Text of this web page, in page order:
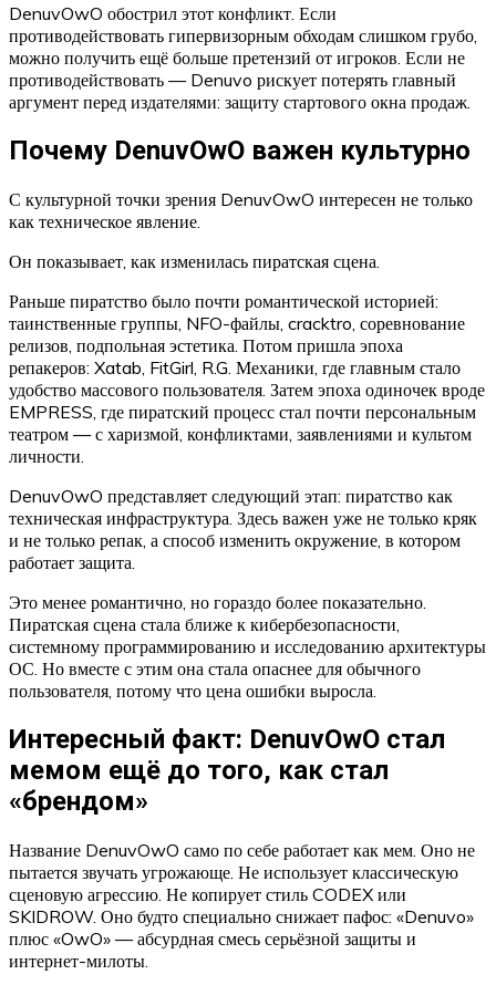
DenuvOwO обострил этот конфликт. Если
противодействовать гипервизорным обходам слишком грубо,
можно получить ещё больше претензий от игроков. Если не
противодействовать — Denuvo рискует потерять главный
аргумент перед издателями: защиту стартового окна продаж.
Почему DenuvOwO важен культурно
С культурной точки зрения DenuvOwO интересен не только
как техническое явление.
Он показывает, как изменилась пиратская сцена.
Раньше пиратство было почти романтической историей:
таинственные группы, NFO-файлы, cracktro, соревнование
релизов, подпольная эстетика. Потом пришла эпоха
репакеров: Xatab, FitGirl, R.G. Механики, где главным стало
удобство массового пользователя. Затем эпоха одиночек вроде
EMPRESS, где пиратский процесс стал почти персональным
театром — с харизмой, конфликтами, заявлениями и культом
личности.
DenuvOwO представляет следующий этап: пиратство как
техническая инфраструктура. Здесь важен уже не только кряк
и не только репак, а способ изменить окружение, в котором
работает защита.
Это менее романтично, но гораздо более показательно.
Пиратская сцена стала ближе к кибербезопасности,
системному программированию и исследованию архитектуры
ОС. Но вместе с этим она стала опаснее для обычного
пользователя, потому что цена ошибки выросла.
Интересный факт: DenuvOwO стал
мемом ещё до того, как стал
«брендом»
Название DenuvOwO само по себе работает как мем. Оно не
пытается звучать угрожающе. Не использует классическую
сценовую агрессию. Не копирует стиль CODEX или
SKIDROW. Оно будто специально снижает пафос: «Denuvo»
плюс «OwO» — абсурдная смесь серьёзной защиты и
интернет-милоты.